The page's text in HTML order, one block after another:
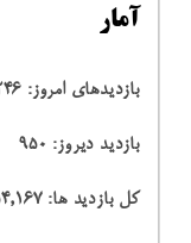
آمار
بازدیدهای امروز:
بازدید دیروز: 950
کل بازدید ها: